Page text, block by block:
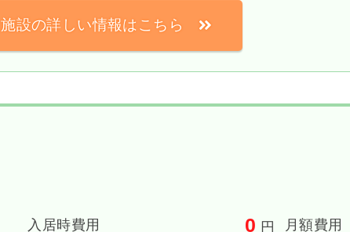
施設の詳しい情報はこちら
入居時費用 0 円 月額費用